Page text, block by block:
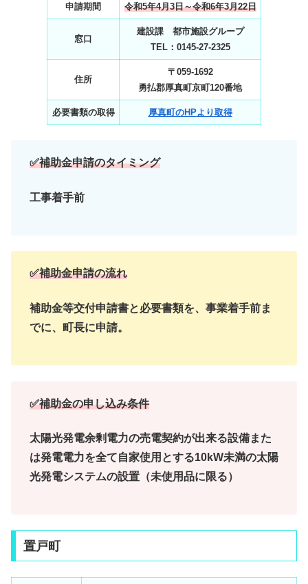
申請期間 令和5年4月3日～令和6年3月22日
窓口
建設課 都市施設グループ
TEL：0145-27-2325
住所
〒059-1692
勇払郡厚真町京町120番地
必要書類の取得 厚真町のHPより取得
✅補助金申請のタイミング
工事着手前
✅補助金申請の流れ
補助金等交付申請書と必要書類を、事業着手前ま
でに、町長に申請。
✅補助金の申し込み条件
太陽光発電余剰電力の売電契約が出来る設備また
は発電電力を全て自家使用とする10kW未満の太陽
光発電システムの設置（未使用品に限る）
置戸町